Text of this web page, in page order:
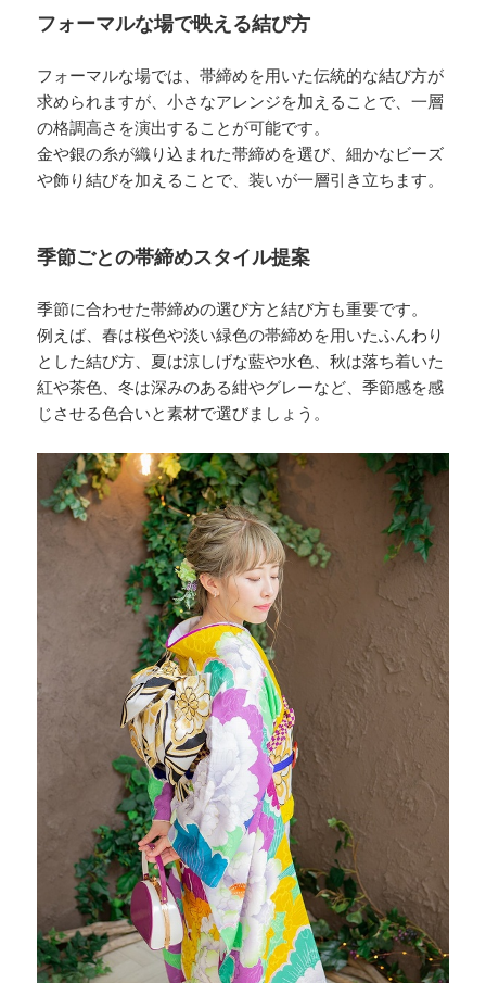
フォーマルな場で映える結び方
フォーマルな場では、帯締めを用いた伝統的な結び方が
求められますが、小さなアレンジを加えることで、一層
の格調高さを演出することが可能です。
金や銀の糸が織り込まれた帯締めを選び、細かなビーズ
や飾り結びを加えることで、装いが一層引き立ちます。
季節ごとの帯締めスタイル提案
季節に合わせた帯締めの選び方と結び方も重要です。
例えば、春は桜色や淡い緑色の帯締めを用いたふんわり
とした結び方、夏は涼しげな藍や水色、秋は落ち着いた
紅や茶色、冬は深みのある紺やグレーなど、季節感を感
じさせる色合いと素材で選びましょう。